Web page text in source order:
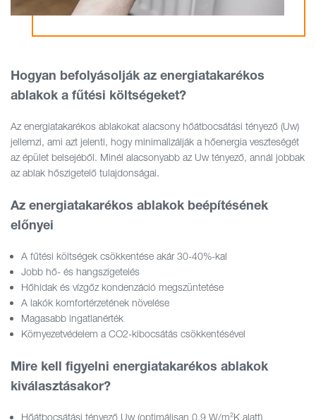
Hogyan befolyásolják az energiatakarékos
ablakok a fűtési költségeket?
Az energiatakarékos ablakokat alacsony hőátbocsátási tényező (Uw)
jellemzi, ami azt jelenti, hogy minimalizálják a hőenergia veszteségét
az épület belsejéből. Minél alacsonyabb az Uw tényező, annál jobbak
az ablak hőszigetelő tulajdonságai.
Az energiatakarékos ablakok beépítésének
előnyei
A fűtési költségek csökkentése akár 30-40%-kal
Jobb hő- és hangszigetelés
Hőhidak és vízgőz kondenzáció megszüntetése
A lakók komfortérzetének növelése
Magasabb ingatlanérték
Környezetvédelem a CO2-kibocsátás csökkentésével
Mire kell figyelni energiatakarékos ablakok
kiválasztásakor?
Hőátbocsátási tényező Uw (optimálisan 0,9 W/m²K alatt)